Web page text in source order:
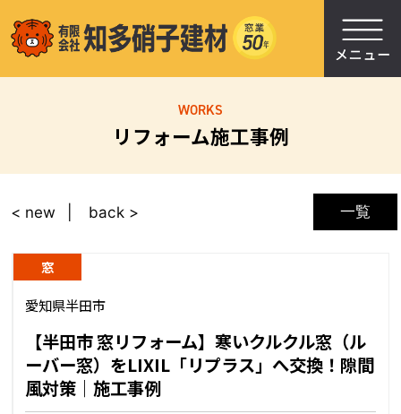
リフォーム施工事例
WORKS
一覧
< new back >
窓
愛知県半田市
【半田市 窓リフォーム】寒いクルクル窓（ル
ーバー窓）をLIXIL「リプラス」へ交換！隙間
風対策｜施工事例